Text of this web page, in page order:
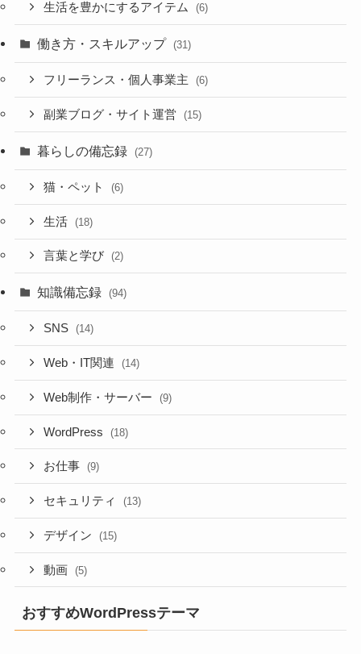
生活を豊かにするアイテム (6)
働き方・スキルアップ (31)
フリーランス・個人事業主 (6)
副業ブログ・サイト運営 (15)
暮らしの備忘録 (27)
猫・ペット (6)
生活 (18)
言葉と学び (2)
知識備忘録 (94)
SNS (14)
Web・IT関連 (14)
Web制作・サーバー (9)
WordPress (18)
お仕事 (9)
セキュリティ (13)
デザイン (15)
動画 (5)
おすすめWordPressテーマ